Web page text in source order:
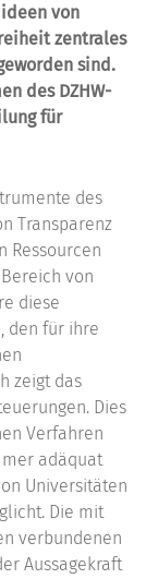
von
zentrales
sind.
des DZHW-
für
des
Transparenz
Ressourcen
von
diese
den für ihre
zeigt das
Dies
Verfahren
adäquat
Universitäten
Die mit
verbundenen
Aussagekraft